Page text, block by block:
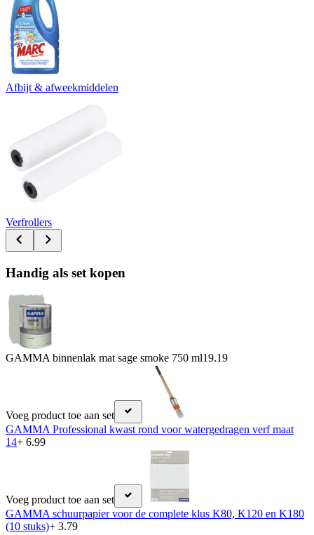
Afbijt & afweekmiddelen
Verfrollers
Handig als set kopen
GAMMA binnenlak mat sage smoke 750 ml19.19
Voeg product toe aan set
GAMMA Professional kwast rond voor watergedragen verf maat
14+ 6.99
Voeg product toe aan set
GAMMA schuurpapier voor de complete klus K80, K120 en K180
(10 stuks)+ 3.79